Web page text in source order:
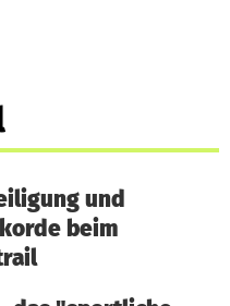
und
beim